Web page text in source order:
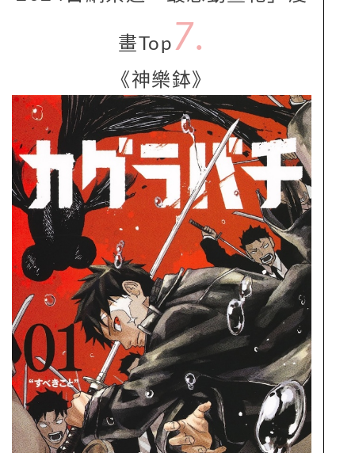
畫Top 7.
《神樂鉢》